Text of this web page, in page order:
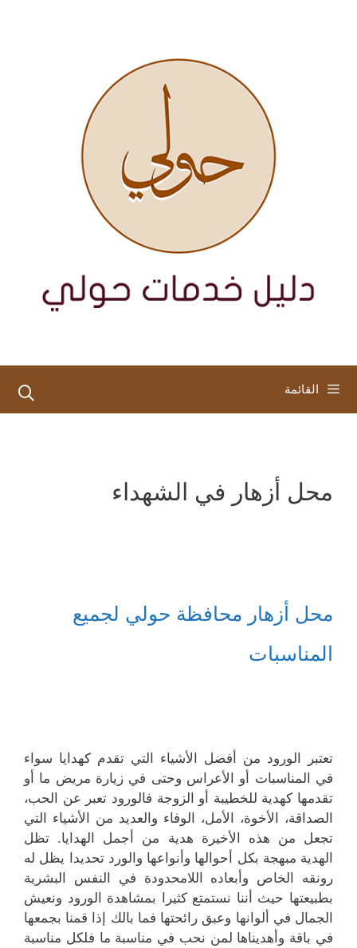
القائمة
محل أزهار في الشهداء
محل أزهار محافظة حولي لجميع
المناسبات
تعتبر الورود من أفضل الأشياء التي تقدم كهدايا سواء
في المناسبات أو الأعراس وحتى في زيارة مريض ما أو
تقدمها كهدية للخطيبة أو الزوجة فالورود تعبر عن الحب،
الصداقة، الأخوة، الأمل، الوفاء والعديد من الأشياء التي
تجعل من هذه الأخيرة هدية من أجمل الهدايا. تظل
الهدية مبهجة بكل أحوالها وأنواعها والورد تحديدا يظل له
رونقه الخاص وأبعاده اللامحدودة في النفس البشرية
بطبيعتها حيث أننا نستمتع كثيرا بمشاهدة الورود ونعيش
الجمال في ألوانها وعبق رائحتها فما بالك إذا قمنا بجمعها
في باقة وأهديناها لمن نحب في مناسبة ما فلكل مناسبة